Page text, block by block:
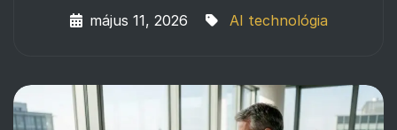
május 11, 2026 AI technológia